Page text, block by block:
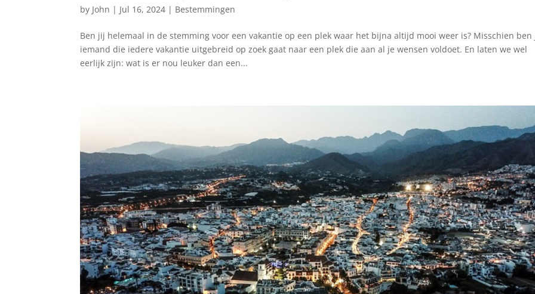
by John | Jul 16, 2024 | Bestemmingen
Ben jij helemaal in de stemming voor een vakantie op een plek waar het bijna altijd mooi weer is? Misschien ben
iemand die iedere vakantie uitgebreid op zoek gaat naar een plek die aan al je wensen voldoet. En laten we wel
eerlijk zijn: wat is er nou leuker dan een...